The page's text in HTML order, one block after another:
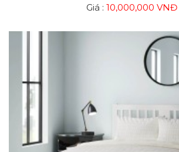
Giá : 10,000,000 VNĐ
99+ Mẫu Tủ Quần Áo Cánh Trượt
Sang, Siêu Tiết Kiệm
Bộ sưu tập tủ quần áo cánh trượt đẹp nhất
dạng chất liệu, tối ưu không gian nhỏ. Bền đẹp –
Liên hệ tư vấn & báo giá chi tiết hôm nay!